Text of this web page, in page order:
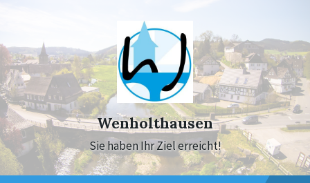
navigation
Wenholthausen
Sie haben Ihr Ziel erreicht!